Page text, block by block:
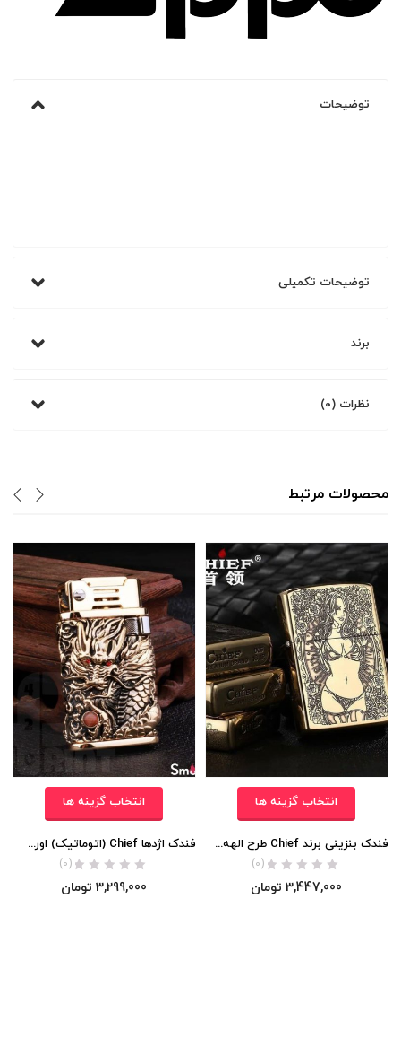
توضیحات
توضیحات تکمیلی
برند
نظرات (0)
محصولات مرتبط
انتخاب گزینه ها
فندک بنزینی برند Chief طرح الهه یونان اورجینال
(0)
3,447,000 تومان
انتخاب گزینه ها
فندک اژدها Chief (اتوماتیک) اورجینال
(0)
3,299,000 تومان